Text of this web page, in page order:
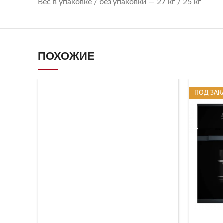
Вес в упаковке / без упаковки — 27 кг / 25 кг
ПОХОЖИЕ
ПОД